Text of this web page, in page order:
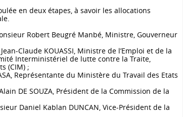
en deux étapes, à savoir les allocations
Robert Beugré Manbé, Ministre, Gouverneur
Claude KOUASSI, Ministre de l’Emploi et de la
Interministériel de lutte contre la Traite,
(CIM) ;
Représentante du Ministère du Travail des Etats
DE SOUZA, Président de la Commission de la
Daniel Kablan DUNCAN, Vice-Président de la